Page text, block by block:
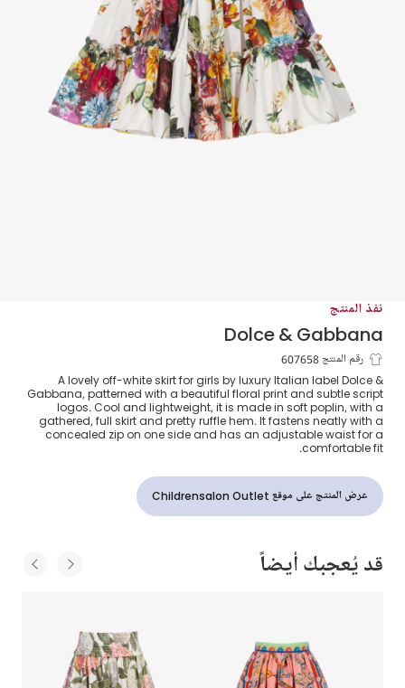
نفذ المنتج
Dolce & Gabbana
تنورة قطن بطبعة زهور ملونة للبنات
رقم المنتج 607658
A lovely off-white skirt for girls by luxury Italian label Dolce &
Gabbana, patterned with a beautiful floral print and subtle script
logos. Cool and lightweight, it is made in soft poplin, with a
gathered, full skirt and pretty ruffle hem. It fastens neatly with a
concealed zip on one side and has an adjustable waist for a
comfortable fit.
عرض المنتج على موقع Childrensalon Outlet
قد يُعجبك أيضاً